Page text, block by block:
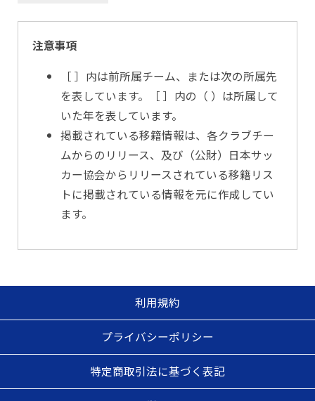
注意事項
［ ］内は前所属チーム、または次の所属先
を表しています。［ ］内の（ ）は所属して
いた年を表しています。
掲載されている移籍情報は、各クラブチー
ムからのリリース、及び（公財）日本サッ
カー協会からリリースされている移籍リス
トに掲載されている情報を元に作成してい
ます。
利用規約
プライバシーポリシー
特定商取引法に基づく表記